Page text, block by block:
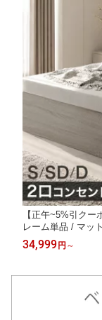
【正午~5%引ク
レーム単品 / マッ
ベッド マットレス
トベッド ベッド
34,999 円 ～